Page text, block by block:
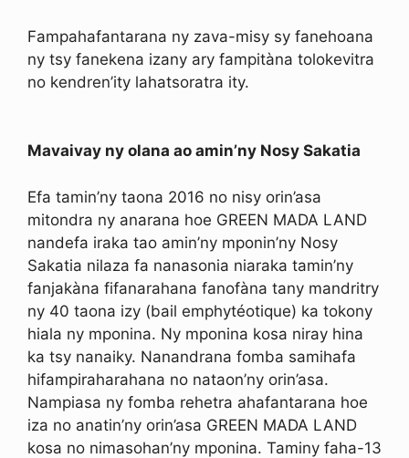
Fampahafantarana ny zava-misy sy fanehoana
ny tsy fanekena izany ary fampitàna tolokevitra
no kendren’ity lahatsoratra ity.
Mavaivay ny olana ao amin’ny Nosy Sakatia
Efa tamin’ny taona 2016 no nisy orin’asa
mitondra ny anarana hoe GREEN MADA LAND
nandefa iraka tao amin’ny mponin’ny Nosy
Sakatia nilaza fa nanasonia niaraka tamin’ny
fanjakàna fifanarahana fanofàna tany mandritry
ny 40 taona izy (bail emphytéotique) ka tokony
hiala ny mponina. Ny mponina kosa niray hina
ka tsy nanaiky. Nanandrana fomba samihafa
hifampiraharahana no nataon’ny orin’asa.
Nampiasa ny fomba rehetra ahafantarana hoe
iza no anatin’ny orin’asa GREEN MADA LAND
kosa no nimasohan’ny mponina. Taminy faha-13